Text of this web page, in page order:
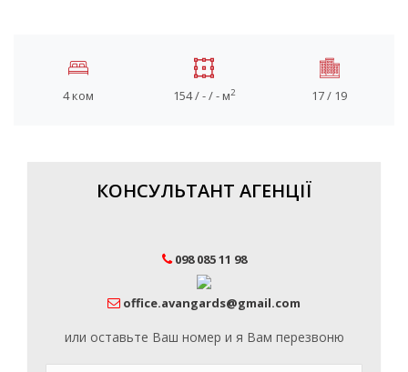
4 ком 154 / - / - м2 17 / 19
КОНСУЛЬТАНТ АГЕНЦІЇ
098 085 11 98
office.avangards@gmail.com
или оставьте Ваш номер и я Вам перезвоню